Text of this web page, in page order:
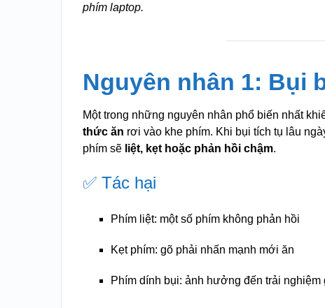
phím laptop.
Nguyên nhân 1: Bụi
Một trong những nguyên nhân phổ biến nhất
thức ăn rơi vào khe phím. Khi bụi tích tụ lâu
phím sẽ liệt, kẹt hoặc phản hồi chậm.
✅ Tác hại
Phím liệt: một số phím không phản hồi
Kẹt phím: gõ phải nhấn mạnh mới ăn
Phím dính bụi: ảnh hưởng đến trải nghiệm